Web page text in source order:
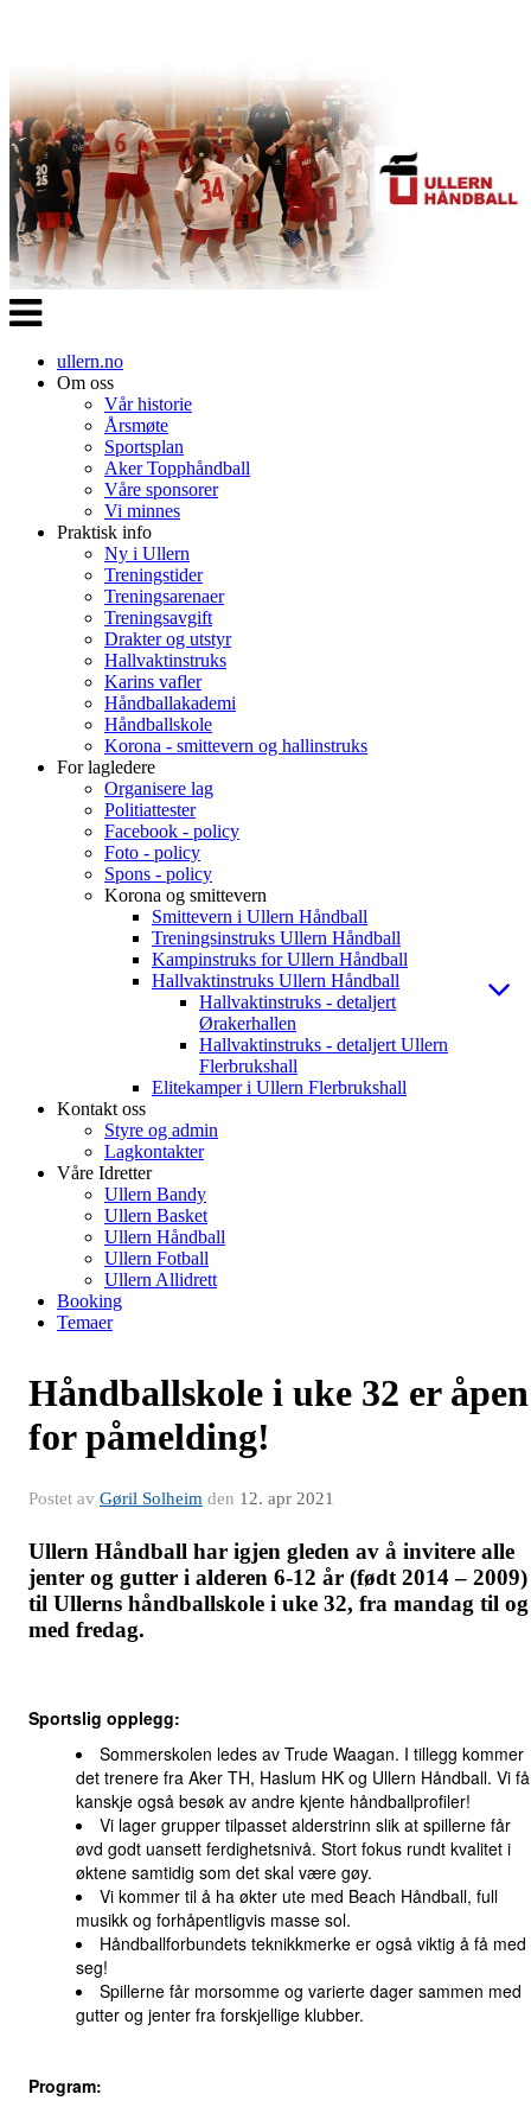
Veksle
navigasjon
ullern.no
Om oss
Vår historie
Årsmøte
Sportsplan
Aker Topphåndball
Våre sponsorer
Vi minnes
Praktisk info
Ny i Ullern
Treningstider
Treningsarenaer
Treningsavgift
Drakter og utstyr
Hallvaktinstruks
Karins vafler
Håndballakademi
Håndballskole
Korona - smittevern og hallinstruks
For lagledere
Organisere lag
Politiattester
Facebook - policy
Foto - policy
Spons - policy
Korona og smittevern
Smittevern i Ullern Håndball
Treningsinstruks Ullern Håndball
Kampinstruks for Ullern Håndball
Hallvaktinstruks Ullern Håndball
Hallvaktinstruks - detaljert
Ørakerhallen
Hallvaktinstruks - detaljert Ullern
Flerbrukshall
Elitekamper i Ullern Flerbrukshall
Kontakt oss
Styre og admin
Lagkontakter
Våre Idretter
Ullern Bandy
Ullern Basket
Ullern Håndball
Ullern Fotball
Ullern Allidrett
Booking
Temaer
Håndballskole i uke 32 er åpen
for påmelding!
Postet av Gøril Solheim den 12. apr 2021
Ullern Håndball har igjen gleden av å invitere alle
jenter og gutter i alderen 6-12 år (født 2014 – 2009)
til Ullerns håndballskole i uke 32, fra mandag til og
med fredag.
Sportslig opplegg:
Sommerskolen ledes av Trude Waagan. I tillegg kommer
det trenere fra Aker TH, Haslum HK og Ullern Håndball. Vi
kanskje også besøk av andre kjente håndballprofiler!
Vi lager grupper tilpasset alderstrinn slik at spillerne får
øvd godt uansett ferdighetsnivå. Stort fokus rundt kvalitet i
øktene samtidig som det skal være gøy.
Vi kommer til å ha økter ute med Beach Håndball, full
musikk og forhåpentligvis masse sol.
Håndballforbundets teknikkmerke er også viktig å få med
seg!
Spillerne får morsomme og varierte dager sammen med
gutter og jenter fra forskjellige klubber.
Program: